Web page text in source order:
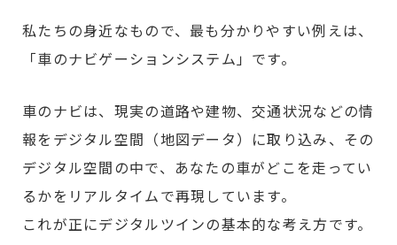
私たちの身近なもので、最も分かりやすい例えは、
「車のナビゲーションシステム」です。
車のナビは、現実の道路や建物、交通状況などの情
報をデジタル空間（地図データ）に取り込み、その
デジタル空間の中で、あなたの車がどこを走ってい
るかをリアルタイムで再現しています。
これが正にデジタルツインの基本的な考え方です。